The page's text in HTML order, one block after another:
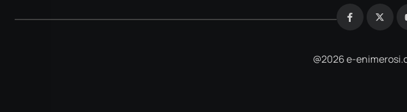
@2026 e-